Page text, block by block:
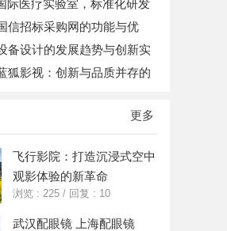
际医疗实验室，标准化研发
信招标采购网的功能与优
效招标采购
备设计的发展趋势与创新实
狐影视：创新与品质并存的
更多
飞行影院：打造沉浸式空中
观影体验的新革命
浏览 : 225 / 回复 : 10
武汉配眼镜 上海配眼镜